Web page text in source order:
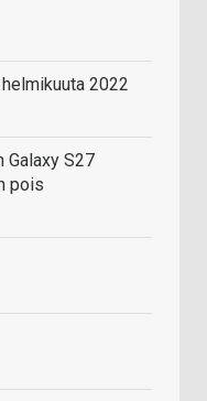
2022
Galaxy S27
pois